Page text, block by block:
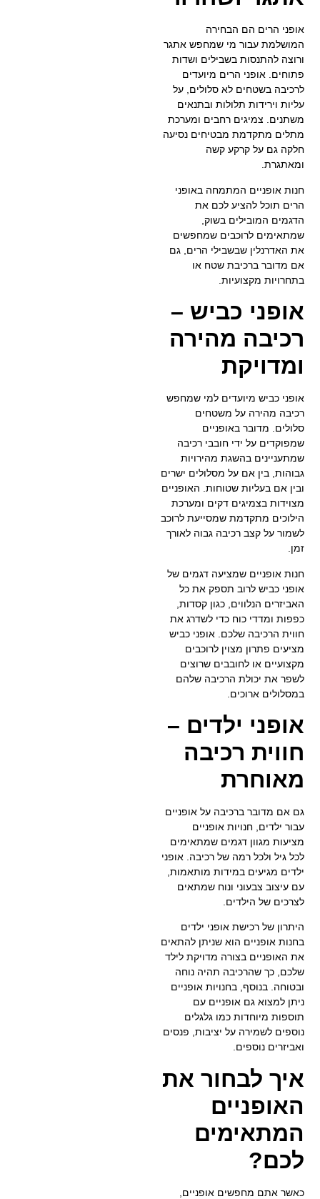
אופני הרים הם הבחירה
המושלמת עבור מי שמחפש אתגר
ורוצה להתנסות בשבילים ושדות
פתוחים. אופני הרים מיועדים
לרכיבה בשטחים לא סלולים, על
עליות וירידות תלולות ובתנאים
משתנים. צמיגים רחבים ומערכת
מתלים מתקדמת מבטיחים נסיעה
חלקה גם על קרקע קשה
ומאתגרת.
חנות אופניים המתמחה באופני
הרים תוכל להציע לכם את
הדגמים המובילים בשוק,
שמתאימים לרוכבים שמחפשים
את האדרנלין שבשבילי הרים, גם
אם מדובר ברכיבת שטח או
בתחרויות מקצועיות.
אופני כביש –
רכיבה מהירה
ומדויקת
אופני כביש מיועדים למי שמחפש
רכיבה מהירה על משטחים
סלולים. מדובר באופניים
שמפוקדים על ידי חובבי רכיבה
שמתעניינים בהשגת מהירויות
גבוהות, בין אם על מסלולים ישרים
ובין אם בעליות שטוחות. האופניים
מצוידות בצמיגים דקים ומערכת
הילוכים מתקדמת שמסייעת לרוכב
לשמור על קצב רכיבה גבוה לאורך
זמן.
חנות אופניים שמציעה דגמים של
אופני כביש לרוב תספק את כל
האביזרים הנלווים, כגון קסדות,
כפפות ומדדי כוח כדי לשדרג את
חווית הרכיבה שלכם. אופני כביש
מציעים פתרון מצוין לרוכבים
מקצועיים או לחובבים שרוצים
לשפר את יכולת הרכיבה שלהם
במסלולים ארוכים.
אופני ילדים –
חווית רכיבה
מאוחרת
גם אם מדובר ברכיבה על אופניים
עבור ילדים, חנויות אופניים
מציעות מגוון דגמים שמתאימים
לכל גיל ולכל רמה של רכיבה. אופני
ילדים מגיעים במידות מותאמות,
עם עיצוב צבעוני ונוח שמתאים
לצרכים של הילדים.
היתרון של רכישת אופני ילדים
בחנות אופניים הוא שניתן להתאים
את האופניים בצורה מדויקת לילד
שלכם, כך שהרכיבה תהיה נוחה
ובטוחה. בנוסף, בחנויות אופניים
ניתן למצוא גם אופניים עם
תוספות מיוחדות כמו גלגלים
נוספים לשמירה על יציבות, פנסים
ואביזרים נוספים.
איך לבחור את
האופניים
המתאימים
לכם?
כאשר אתם מחפשים אופניים,